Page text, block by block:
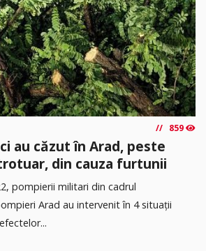
859
au căzut în Arad, peste
din cauza furtunii
pompierii militari din cadrul
Arad au intervenit în 4 situații